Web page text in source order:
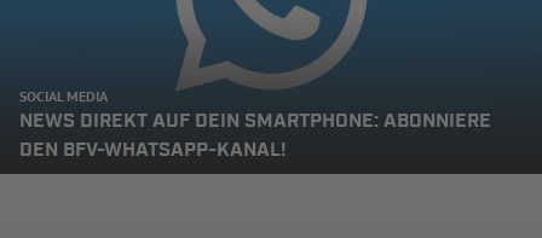
SOCIAL MEDIA
NEWS DIREKT AUF DEIN SMARTPHONE: ABONNIERE
DEN BFV-WHATSAPP-KANAL!